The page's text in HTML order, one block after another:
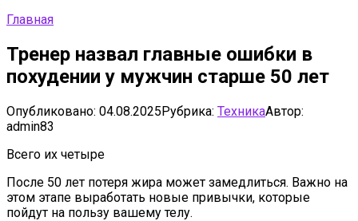
Главная
Тренер назвал главные ошибки в
похудении у мужчин старше 50 лет
Опубликовано: 04.08.2025Рубрика: ТехникаАвтор:
admin83
Всего их четыре
После 50 лет потеря жира может замедлиться. Важно на
этом этапе выработать новые привычки, которые
пойдут на пользу вашему телу.